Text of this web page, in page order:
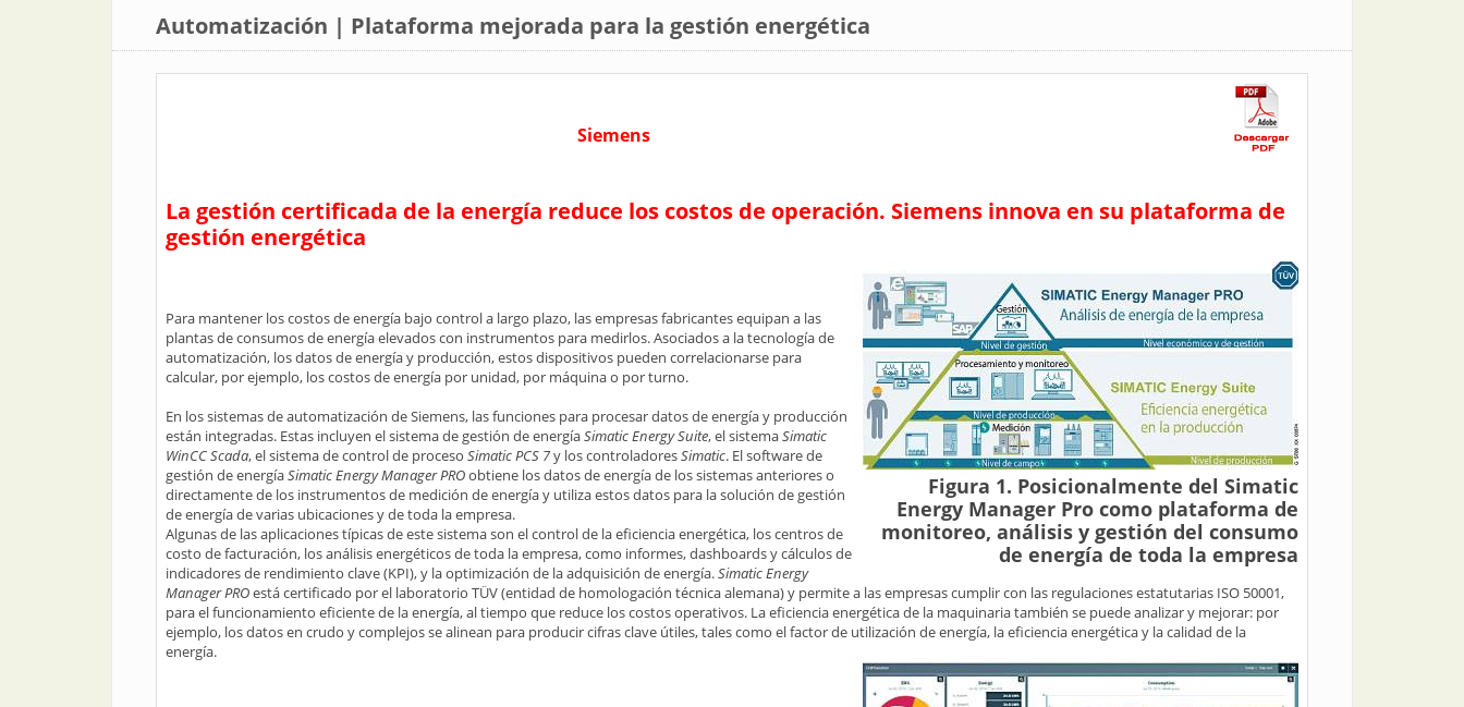
Automatización | Plataforma mejorada para la gestión energética
Siemens
La gestión certificada de la energía reduce los costos de operación. Siemens innova en su plataforma de
gestión energética
Figura 1. Posicionalmente del Simatic
Energy Manager Pro como plataforma de
monitoreo, análisis y gestión del consumo
de energía de toda la empresa
Para mantener los costos de energía bajo control a largo plazo, las empresas fabricantes equipan a las
plantas de consumos de energía elevados con instrumentos para medirlos. Asociados a la tecnología de
automatización, los datos de energía y producción, estos dispositivos pueden correlacionarse para
calcular, por ejemplo, los costos de energía por unidad, por máquina o por turno.
En los sistemas de automatización de Siemens, las funciones para procesar datos de energía y producción
están integradas. Estas incluyen el sistema de gestión de energíaSimatic Energy Suite, el sistemaSimatic
WinCC Scada, el sistema de control de proceso Simatic PCS 7y los controladoresSimatic. El software de
gestión de energíaSimatic Energy Manager PROobtiene los datos de energía de los sistemas anteriores o
directamente de los instrumentos de medición de energía y utiliza estos datos para la solución de gestión
de energía de varias ubicaciones y de toda la empresa.
Algunas de las aplicaciones típicas de este sistema son el control de la eficiencia energética, los centros de
costo de facturación, los análisis energéticos de toda la empresa, como informes, dashboards y cálculos de
indicadores de rendimiento clave (KPI), y la optimización de la adquisición de energía.Simatic Energy
Manager PROestá certificado por el laboratorio TÜV (entidad de homologación técnica alemana) y permite a las empresas cumplir con las regulaciones estatutarias ISO 50001,
para el funcionamiento eficiente de la energía, al tiempo que reduce los costos operativos. La eficiencia energética de la maquinaria también se puede analizar y mejorar: por
ejemplo, los datos en crudo y complejos se alinean para producir cifras clave útiles, tales como el factor de utilización de energía, la eficiencia energética y la calidad de la
energía.